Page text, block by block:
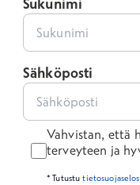
Sähköposti
Vahvistan, että
terveyteen ja
* Tutustu